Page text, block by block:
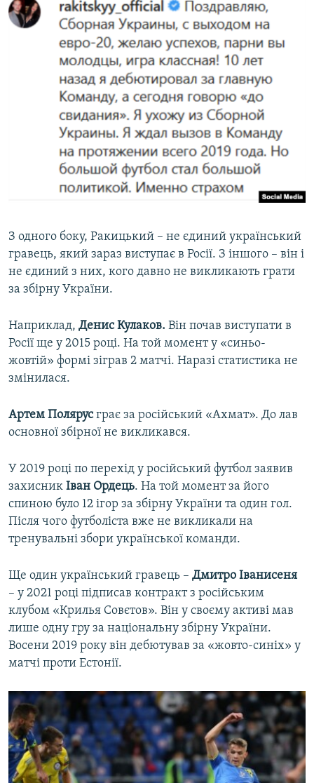
З одного боку, Ракицький – не єдиний український
гравець, який зараз виступає в Росії. З іншого – він і
не єдиний з них, кого давно не викликають грати
за збірну України.
Наприклад, Денис Кулаков. Він почав виступати в
Росії ще у 2015 році. На той момент у «синьо-
жовтій» формі зіграв 2 матчі. Наразі статистика не
змінилася.
Артем Полярусграє за російський «Ахмат». До лав
основної збірної не викликався.
У 2019 році по перехід у російський футбол заявив
захисник Іван Ордець. На той момент за його
спиною було 12 ігор за збірну України та один гол.
Після чого футболіста вже не викликали на
тренувальні збори української команди.
Ще один український гравець – Дмитро Іванисеня
– у 2021 році підписав контракт з російським
клубом «Крилья Совєтов». Він у своєму активі мав
лише одну гру за національну збірну України.
Восени 2019 року він дебютував за «жовто-синіх» у
матчі проти Естонії.